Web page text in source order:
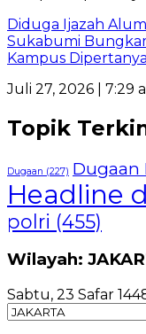
Diduga Ijazah
Sukabumi
Kampus
Juli 27, 2026 | 7:29
Topik
Dugaan (227) Dugaan
Headline
polri (455)
Wilayah:
Sabtu, 23 Safar